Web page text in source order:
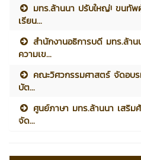
มทร.ล้านนา ปรับใหญ่! ขนทั
เรียน...
สำนักงานอธิการบดี มทร.ล้า
ความเข...
คณะวิศวกรรมศาสตร์ จัดอบ
บัต...
ศูนย์ภาษา มทร.ล้านนา เสริ
จัด...